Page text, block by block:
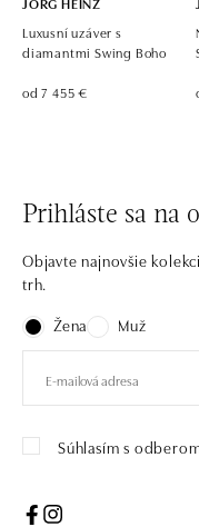
Luxusní uzáver s
diamantmi Swing Boho
od 7 455 €
Prihláste sa na
Objavte najnovšie
trh.
Žena
Muž
Súhlasím s